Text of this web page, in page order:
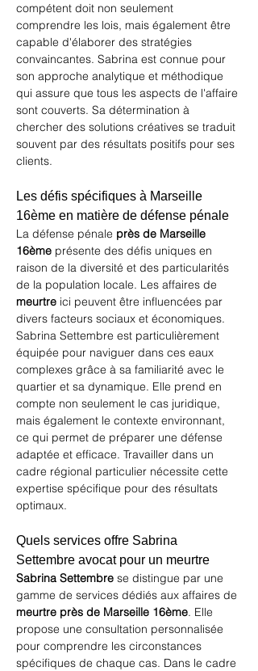
compétent doit non seulement
comprendre les lois, mais également être
capable d'élaborer des stratégies
convaincantes. Sabrina est connue pour
son approche analytique et méthodique
qui assure que tous les aspects de l'affaire
sont couverts. Sa détermination à
chercher des solutions créatives se traduit
souvent par des résultats positifs pour ses
clients.
Les défis spécifiques à Marseille
16ème en matière de défense pénale
La défense pénale près de Marseille
16ème présente des défis uniques en
raison de la diversité et des particularités
de la population locale. Les affaires de
meurtre ici peuvent être influencées par
divers facteurs sociaux et économiques.
Sabrina Settembre est particulièrement
équipée pour naviguer dans ces eaux
complexes grâce à sa familiarité avec le
quartier et sa dynamique. Elle prend en
compte non seulement le cas juridique,
mais également le contexte environnant,
ce qui permet de préparer une défense
adaptée et efficace. Travailler dans un
cadre régional particulier nécessite cette
expertise spécifique pour des résultats
optimaux.
Quels services offre Sabrina
Settembre avocat pour un meurtre
Sabrina Settembre se distingue par une
gamme de services dédiés aux affaires de
meurtre près de Marseille 16ème. Elle
propose une consultation personnalisée
pour comprendre les circonstances
spécifiques de chaque cas. Dans le cadre